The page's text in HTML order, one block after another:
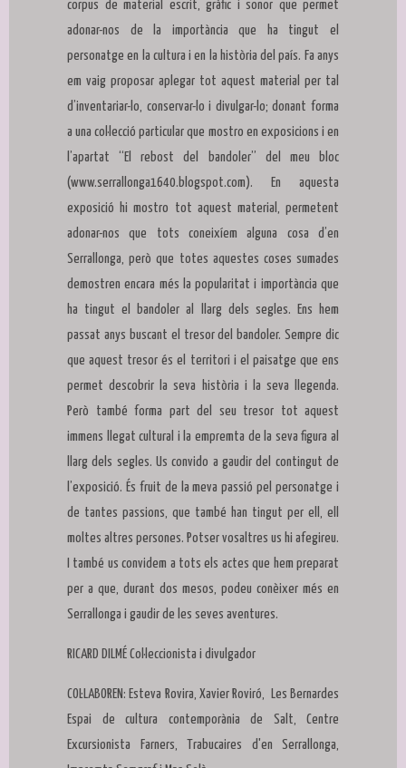
corpus de material escrit, gràfic i sonor que permet
adonar-nos de la importància que ha tingut el
personatge en la cultura i en la història del país. Fa anys
em vaig proposar aplegar tot aquest material per tal
d’inventariar-lo, conservar-lo i divulgar-lo; donant forma
a una col·lecció particular que mostro en exposicions i en
l’apartat “El rebost del bandoler” del meu bloc
(www.serrallonga1640.blogspot.com). En aquesta
exposició hi mostro tot aquest material, permetent
adonar-nos que tots coneixíem alguna cosa d’en
Serrallonga, però que totes aquestes coses sumades
demostren encara més la popularitat i importància que
ha tingut el bandoler al llarg dels segles. Ens hem
passat anys buscant el tresor del bandoler. Sempre dic
que aquest tresor és el territori i el paisatge que ens
permet descobrir la seva història i la seva llegenda.
Però també forma part del seu tresor tot aquest
immens llegat cultural i la empremta de la seva figura al
llarg dels segles. Us convido a gaudir del contingut de
l’exposició. És fruit de la meva passió pel personatge i
de tantes passions, que també han tingut per ell, ell
moltes altres persones. Potser vosaltres us hi afegireu.
I també us convidem a tots els actes que hem preparat
per a que, durant dos mesos, podeu conèixer més en
Serrallonga i gaudir de les seves aventures.
RICARD DILMÉ Col·leccionista i divulgador
COL·LABOREN: Esteva Rovira, Xavier Roviró, Les Bernardes
Espai de cultura contemporània de Salt, Centre
Excursionista Farners, Trabucaires d'en Serrallonga,